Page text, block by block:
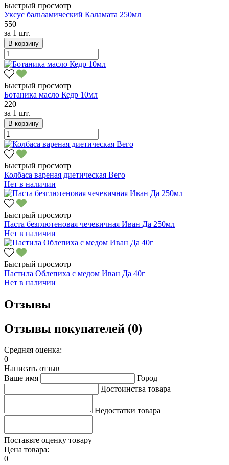
Быстрый просмотр
Уксус бальзамический Каламата 250мл
550
за 1 шт.
В корзину
Быстрый просмотр
Ботаника масло Кедр 10мл
220
за 1 шт.
В корзину
Быстрый просмотр
Колбаса вареная диетическая Вего
Нет в наличии
Быстрый просмотр
Паста безглютеновая чечевичная Иван Да 250мл
Нет в наличии
Быстрый просмотр
Пастила Облепиха с медом Иван Да 40г
Нет в наличии
Отзывы
Отзывы покупателей (0)
Средняя оценка:
0
Написать отзыв
Ваше имя
Город
Достоинства товара
Недостатки товара
Поставьте оценку товару
Цена товара:
0